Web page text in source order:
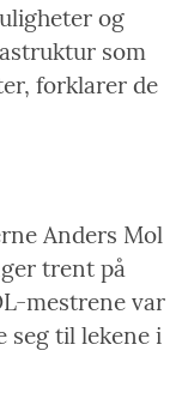
og
som
forklarer de
Anders Mol
trent på
mestrene var
seg til lekene i